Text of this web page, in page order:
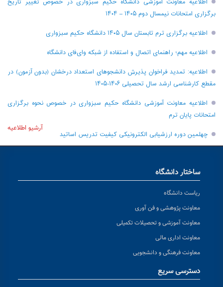
اطلاعیه معاونت آموزشی دانشگاه حکیم سبزواری در خصوص تغییر تاریخ
برگزاری امتحانات نیمسال دوم ۱۴۰۵ – ۱۴۰۴
اطلاعیه برگزاری ترم تابستان سال ۱۴۰۵ دانشگاه حکیم سبزواری
اطلاعیه مهم؛ راهنمای اتصال و استفاده از شبکه وای‌فای دانشگاه
اطلاعیه: تمدید فراخوان پذیرش دانشجو‌های استعداد درخشان (بدون آزمون) در
مقطع کارشناسی ارشد سال تحصیلی ۱۴۰۶-۱۴۰۵
اطلاعیه معاونت آموزشی دانشگاه حکیم سبزواری در خصوص نحوه برگزاری
امتحانات پایان ترم
چهلمین دوره ارزشیابی الکترونیکی کیفیت تدریس اساتید
آرشیو اطلاعیه
ساختار دانشگاه
ریاست دانشگاه
معاونت پژوهشی و فن آوری
معاونت آموزشی و تحصیلات تکمیلی
معاونت اداری مالی
معاونت فرهنگی و دانشجویی
دسترسی سریع